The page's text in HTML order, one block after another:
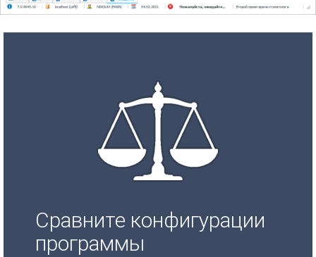
Сравните конфигурации
программы